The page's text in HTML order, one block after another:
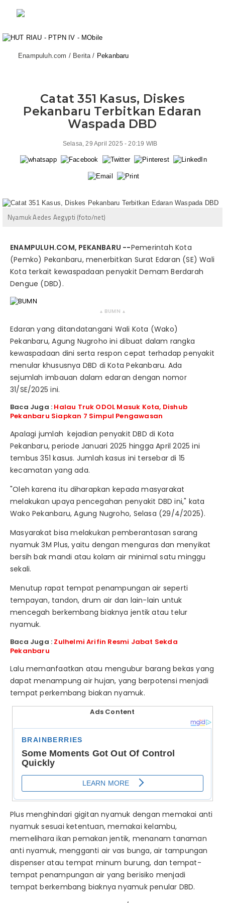
Enampuluh.com / Berita / Pekanbaru
Catat 351 Kasus, Diskes
Pekanbaru Terbitkan Edaran
Waspada DBD
Selasa, 29 April 2025 - 20:19 WIB
Nyamuk Aedes Aegypti (foto/net)
ENAMPULUH.COM, PEKANBARU --Pemerintah Kota
(Pemko) Pekanbaru, menerbitkan Surat Edaran (SE) Wali
Kota terkait kewaspadaan penyakit Demam Berdarah
Dengue (DBD).
▴ BUMN ▴
Edaran yang ditandatangani Wali Kota (Wako)
Pekanbaru, Agung Nugroho ini dibuat dalam rangka
kewaspadaan dini serta respon cepat terhadap penyakit
menular khususnya DBD di Kota Pekanbaru. Ada
sejumlah imbauan dalam edaran dengan nomor
31/SE/2025 ini.
Baca Juga : Halau Truk ODOL Masuk Kota, Dishub
Pekanbaru Siapkan 7 Simpul Pengawasan
Apalagi jumlah kejadian penyakit DBD di Kota
Pekanbaru, periode Januari 2025 hingga April 2025 ini
tembus 351 kasus. Jumlah kasus ini tersebar di 15
kecamatan yang ada.
"Oleh karena itu diharapkan kepada masyarakat
melakukan upaya pencegahan penyakit DBD ini," kata
Wako Pekanbaru, Agung Nugroho, Selasa (29/4/2025).
Masyarakat bisa melakukan pemberantasan sarang
nyamuk 3M Plus, yaitu dengan menguras dan menyikat
bersih bak mandi atau kolam air minimal satu minggu
sekali.
Menutup rapat tempat penampungan air seperti
tempayan, tandon, drum air dan lain-lain untuk
mencegah berkembang biaknya jentik atau telur
nyamuk.
Baca Juga : Zulhelmi Arifin Resmi Jabat Sekda
Pekanbaru
Lalu memanfaatkan atau mengubur barang bekas yang
dapat menampung air hujan, yang berpotensi menjadi
tempat perkembang biakan nyamuk.
Ads Content
Plus menghindari gigitan nyamuk dengan memakai anti
nyamuk sesuai ketentuan, memakai kelambu,
memelihara ikan pemakan jentik, menanam tanaman
anti nyamuk, mengganti air vas bunga, air tampungan
dispenser atau tempat minum burung, dan tempat-
tempat penampungan air yang berisiko menjadi
tempat berkembang biaknya nyamuk penular DBD.